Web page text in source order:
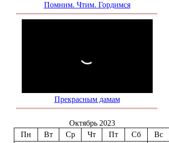
Помним. Чтим. Гордимся
Прекрасным дамам
Октябрь 2023
Пн
Вт Ср Чт Пт Сб
Вс